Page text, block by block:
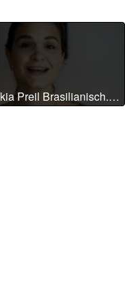
Saskia Preil Brasilianisch.mp4 / 2020